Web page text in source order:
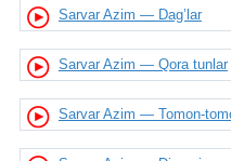
Sarvar Azim — Dag’lar
Sarvar Azim — Qora tunlar
Sarvar Azim — Tomon-